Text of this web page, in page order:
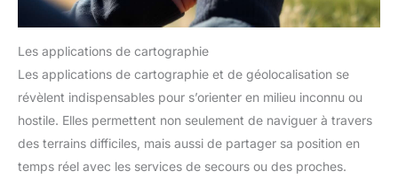
Les applications de cartographie
Les applications de cartographie et de géolocalisation se
révèlent indispensables pour s’orienter en milieu inconnu ou
hostile. Elles permettent non seulement de naviguer à travers
des terrains difficiles, mais aussi de partager sa position en
temps réel avec les services de secours ou des proches.